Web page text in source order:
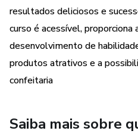
seus cupcakes de maneira
uma iniciante.
- **Dicas de Vendas:**
cupcakes de forma rápida e
clientela fiel e aumentando
### Benefícios:
resultados deliciosos e
curso é acessível,
desenvolvimento de
produtos atrativos e a
confeitaria
Saiba mais sobre